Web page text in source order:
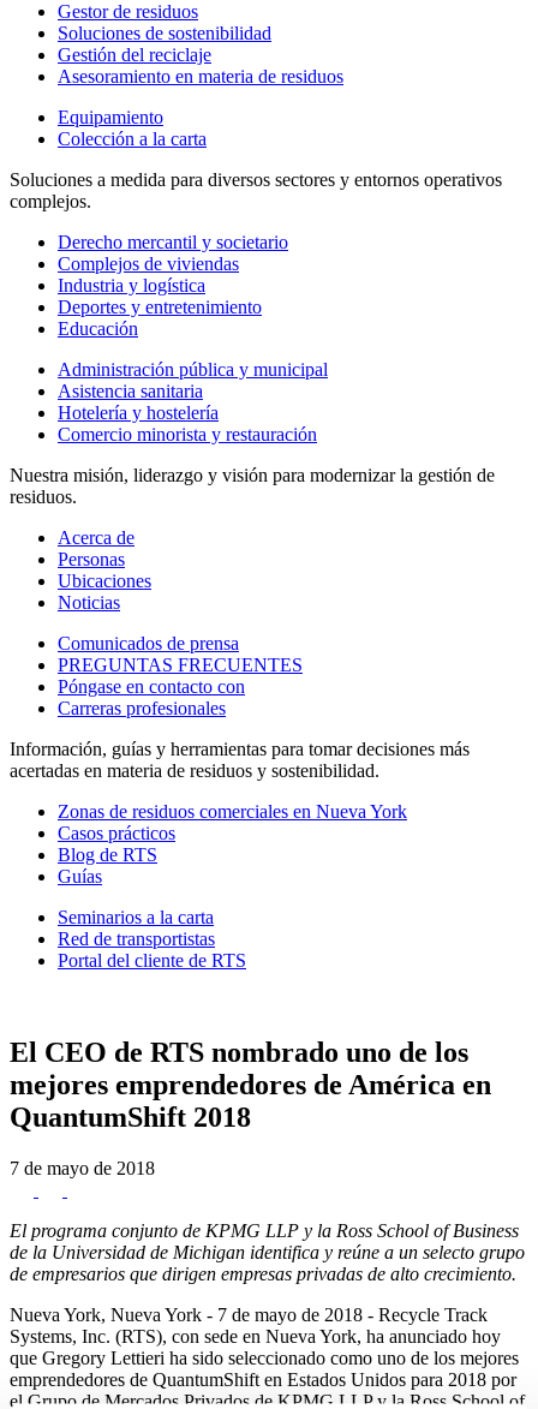
Gestor de residuos
Soluciones de sostenibilidad
Gestión del reciclaje
Asesoramiento en materia de residuos
Equipamiento
Colección a la carta
Soluciones a medida para diversos sectores y entornos operativos
complejos.
Derecho mercantil y societario
Complejos de viviendas
Industria y logística
Deportes y entretenimiento
Educación
Administración pública y municipal
Asistencia sanitaria
Hotelería y hostelería
Comercio minorista y restauración
Nuestra misión, liderazgo y visión para modernizar la gestión de
residuos.
Acerca de
Personas
Ubicaciones
Noticias
Comunicados de prensa
PREGUNTAS FRECUENTES
Póngase en contacto con
Carreras profesionales
Información, guías y herramientas para tomar decisiones más
acertadas en materia de residuos y sostenibilidad.
Zonas de residuos comerciales en Nueva York
Casos prácticos
Blog de RTS
Guías
Seminarios a la carta
Red de transportistas
Portal del cliente de RTS
El CEO de RTS nombrado uno de los
mejores emprendedores de América en
QuantumShift 2018
7 de mayo de 2018
El programa conjunto de KPMG LLP y la Ross School of Business
de la Universidad de Michigan identifica y reúne a un selecto grupo
de empresarios que dirigen empresas privadas de alto crecimiento.
Nueva York, Nueva York - 7 de mayo de 2018 - Recycle Track
Systems, Inc. (RTS), con sede en Nueva York, ha anunciado hoy
que Gregory Lettieri ha sido seleccionado como uno de los mejores
emprendedores de QuantumShift en Estados Unidos para 2018 por
el Grupo de Mercados Privados de KPMG LLP y la Ross School of